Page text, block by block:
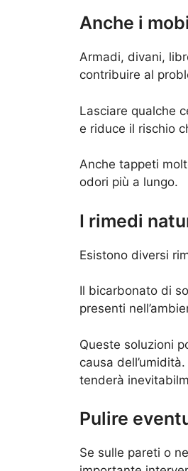
Anche i
Armadi, divani,
contribuire al
Lasciare qualche
e riduce il rischio
Anche tappeti
odori più a lungo.
I rimedi
Esistono diversi
Il bicarbonato di
presenti
Queste soluzioni
causa
tenderà
Pulire
Se sulle pareti o